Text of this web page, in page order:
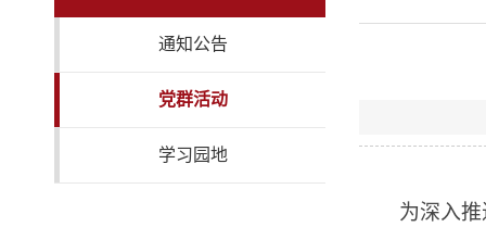
通知公告
党群活动
学习园地
为深入